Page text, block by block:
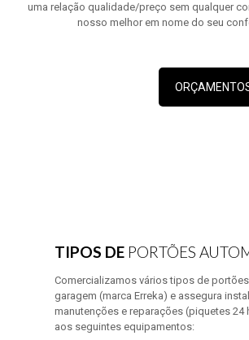
uma relação qualidade/preço sem qualquer
nosso melhor em nome do seu
TIPOS DE PORTÕES
Comercializamos vários tipos de
garagem (marca Erreka) e assegura
manutenções e reparações (piquetes 24
aos seguintes equipamentos: